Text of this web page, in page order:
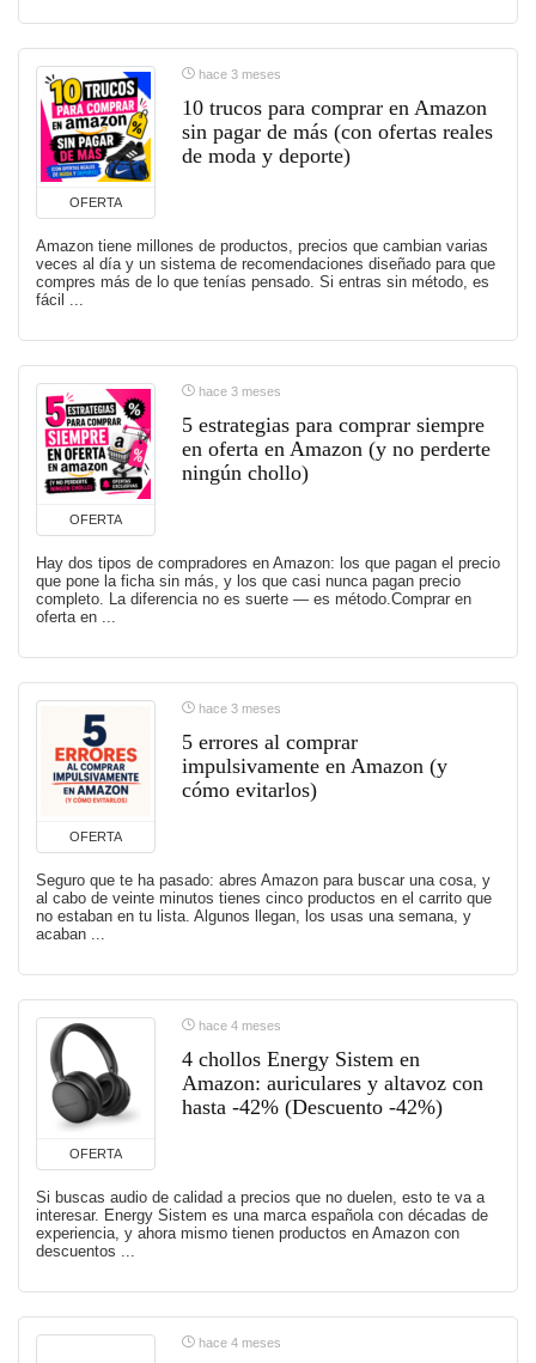
OFERTA
hace 3 meses
10 trucos para comprar en Amazon
sin pagar de más (con ofertas reales
de moda y deporte)
Amazon tiene millones de productos, precios que cambian varias
veces al día y un sistema de recomendaciones diseñado para que
compres más de lo que tenías pensado. Si entras sin método, es
fácil ...
OFERTA
hace 3 meses
5 estrategias para comprar siempre
en oferta en Amazon (y no perderte
ningún chollo)
Hay dos tipos de compradores en Amazon: los que pagan el precio
que pone la ficha sin más, y los que casi nunca pagan precio
completo. La diferencia no es suerte — es método.Comprar en
oferta en ...
OFERTA
hace 3 meses
5 errores al comprar
impulsivamente en Amazon (y
cómo evitarlos)
Seguro que te ha pasado: abres Amazon para buscar una cosa, y
al cabo de veinte minutos tienes cinco productos en el carrito que
no estaban en tu lista. Algunos llegan, los usas una semana, y
acaban ...
OFERTA
hace 4 meses
4 chollos Energy Sistem en
Amazon: auriculares y altavoz con
hasta -42% (Descuento -42%)
Si buscas audio de calidad a precios que no duelen, esto te va a
interesar. Energy Sistem es una marca española con décadas de
experiencia, y ahora mismo tienen productos en Amazon con
descuentos ...
hace 4 meses